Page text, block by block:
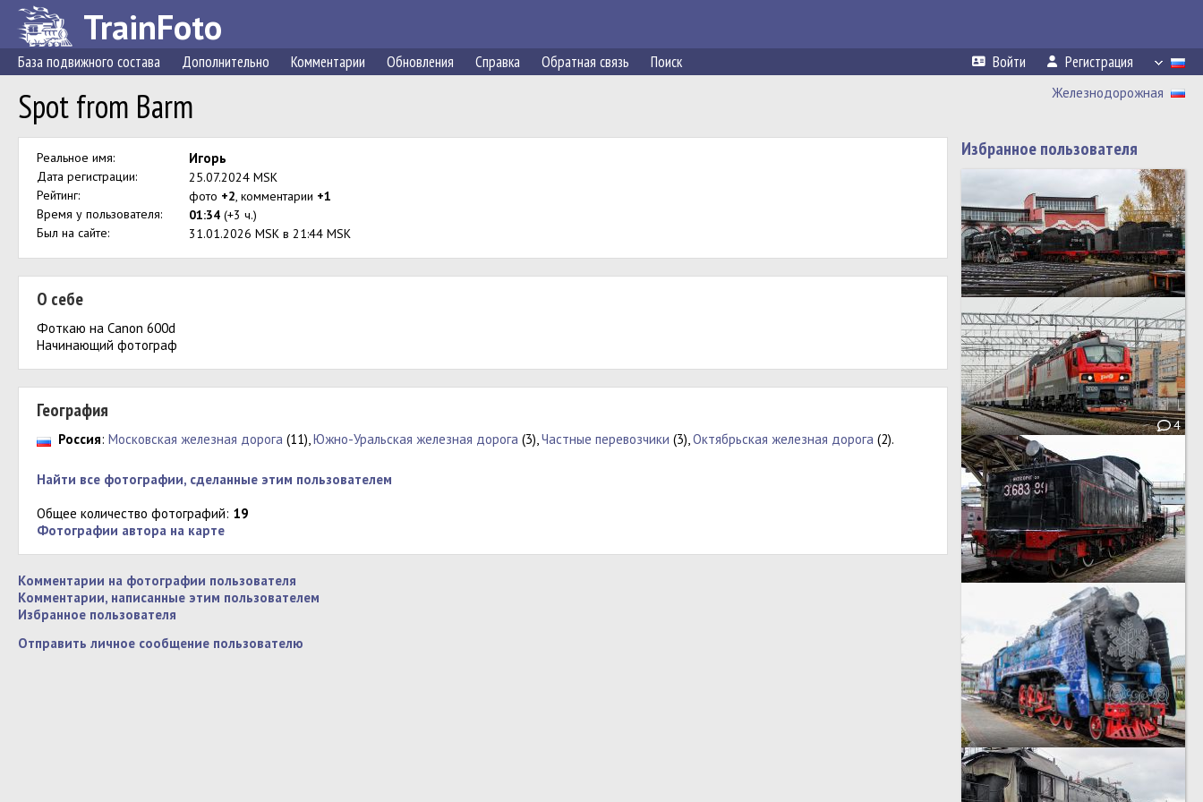
TrainFoto
База подвижного состава Дополнительно Комментарии Обновления Справка Обратная связь Поиск Войти Регистрация
Железнодорожная
Spot from Barm
Реальное имя: Игорь
Дата регистрации:
25.07.2024 MSK
Рейтинг:
фото +2, комментарии +1
Время у пользователя:
01:34 (+3 ч.)
Был на сайте:
31.01.2026 MSK в 21:44 MSK
О себе
Фоткаю на Canon 600d
Начинающий фотограф
География
Россия: Московская железная дорога (11),Южно-Уральская железная дорога (3),Частные перевозчики (3),Октябрьская железная дорога (2).
Найти все фотографии, сделанные этим пользователем
Общее количество фотографий: 19
Фотографии автора на карте
Комментарии на фотографии пользователя
Комментарии, написанные этим пользователем
Избранное пользователя
Отправить личное сообщение пользователю
Избранное пользователя
4